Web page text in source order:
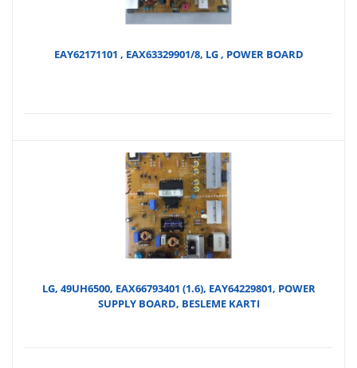
EAY62171101 , EAX63329901/8, LG , POWER BOARD
LG, 49UH6500, EAX66793401 (1.6), EAY64229801, POWER
SUPPLY BOARD, BESLEME KARTI